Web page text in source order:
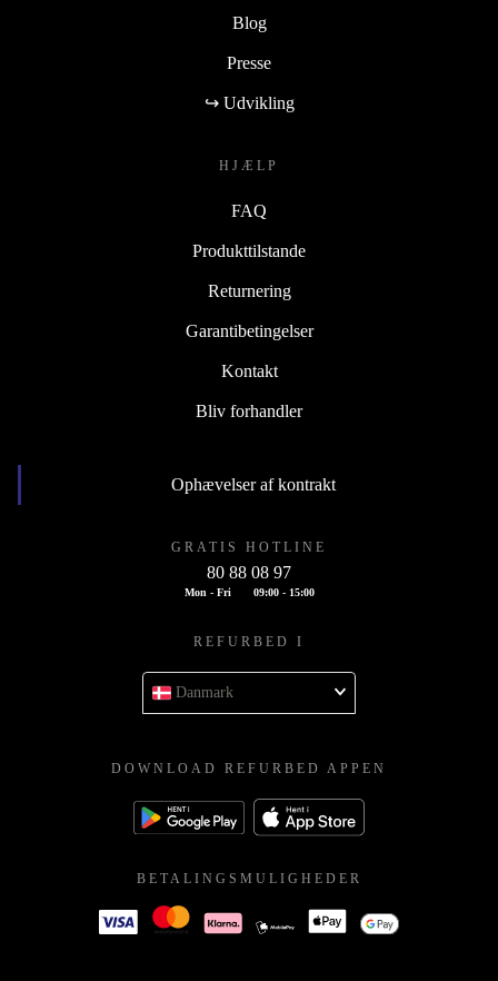
Blog
Presse
↪ Udvikling
HJÆLP
FAQ
Produkttilstande
Returnering
Garantibetingelser
Kontakt
Bliv forhandler
Ophævelser af kontrakt
GRATIS HOTLINE
80 88 08 97
Mon - Fri 09:00 - 15:00
REFURBED I
Danmark
DOWNLOAD REFURBED APPEN
BETALINGSMULIGHEDER